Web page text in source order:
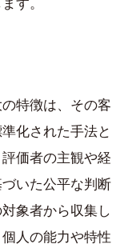
す。
特徴は、その客
化された手法と
価者の主観や経
いた公平な判断
象者から収集し
人の能力や特性